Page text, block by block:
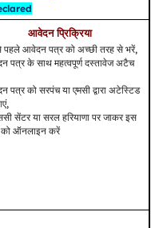
आवेदन प्रिक्रिया
पहले आवेदन पत्र को अच्छी तरह से भरें,
पत्र के साथ महत्वपूर्ण दस्तावेज अटैच
पत्र को सरपंच या एमसी द्वारा अटेस्टिड
सेंटर या सरल हरियाणा पर जाकर इस
को ऑनलाइन करें